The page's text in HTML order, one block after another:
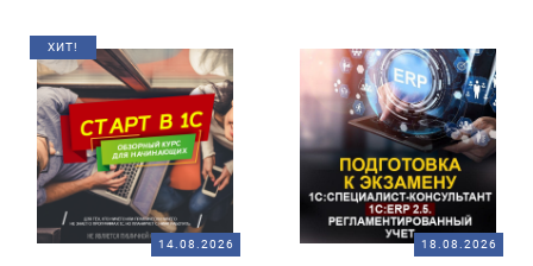
ХИТ!
14.08.2026 18.08.2026